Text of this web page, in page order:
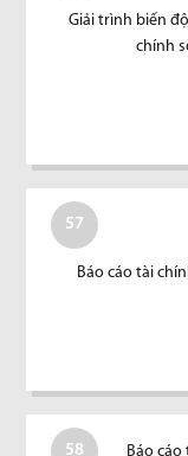
Giải trình biến
chính
57
Báo cáo tài
58 Báo